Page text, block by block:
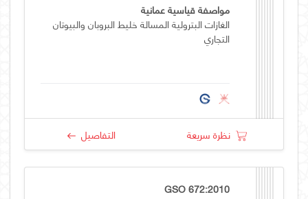
مواصفة قياسية عمانية
الغازات البترولية المسالة خليط البروبان والبيوتان
التجاري
نظرة سريعة التفاصيل
GSO 672:2010